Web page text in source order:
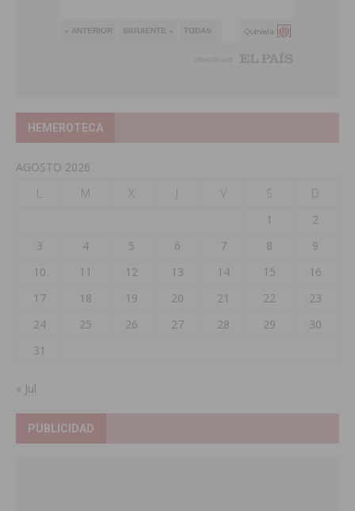
HEMEROTECA
AGOSTO 2026
L
M X J V S
D
1
2
3
4 5 6 7 8
9
10
11 12 13 14 15
16
17
18 19 20 21 22
23
24
25 26 27 28 29
30
31
« Jul
PUBLICIDAD